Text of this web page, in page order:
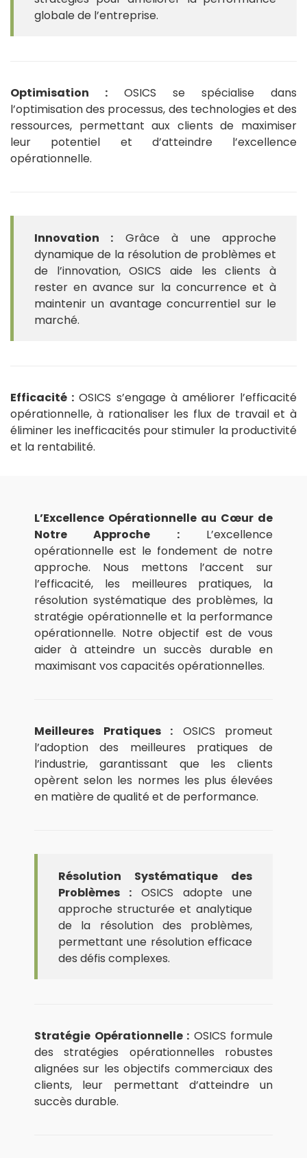
globale de l’entreprise.
Optimisation : OSICS se spécialise dans
l’optimisation des processus, des technologies et des
ressources, permettant aux clients de maximiser
leur potentiel et d’atteindre l’excellence
opérationnelle.
Innovation : Grâce à une approche
dynamique de la résolution de problèmes et
de l’innovation, OSICS aide les clients à
rester en avance sur la concurrence et à
maintenir un avantage concurrentiel sur le
marché.
Efficacité : OSICS s’engage à améliorer l’efficacité
opérationnelle, à rationaliser les flux de travail et à
éliminer les inefficacités pour stimuler la productivité
et la rentabilité.
L’Excellence Opérationnelle au Cœur de
Notre Approche :L’excellence
opérationnelle est le fondement de notre
approche. Nous mettons l’accent sur
l’efficacité, les meilleures pratiques, la
résolution systématique des problèmes, la
stratégie opérationnelle et la performance
opérationnelle. Notre objectif est de vous
aider à atteindre un succès durable en
maximisant vos capacités opérationnelles.
Meilleures Pratiques : OSICS promeut
l’adoption des meilleures pratiques de
l’industrie, garantissant que les clients
opèrent selon les normes les plus élevées
en matière de qualité et de performance.
Résolution Systématique des
Problèmes : OSICS adopte une
approche structurée et analytique
de la résolution des problèmes,
permettant une résolution efficace
des défis complexes.
Stratégie Opérationnelle : OSICS formule
des stratégies opérationnelles robustes
alignées sur les objectifs commerciaux des
clients, leur permettant d’atteindre un
succès durable.